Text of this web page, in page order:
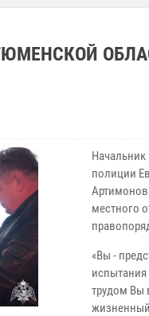
полиции
местного
«Вы -
трудом Вы
жизненный